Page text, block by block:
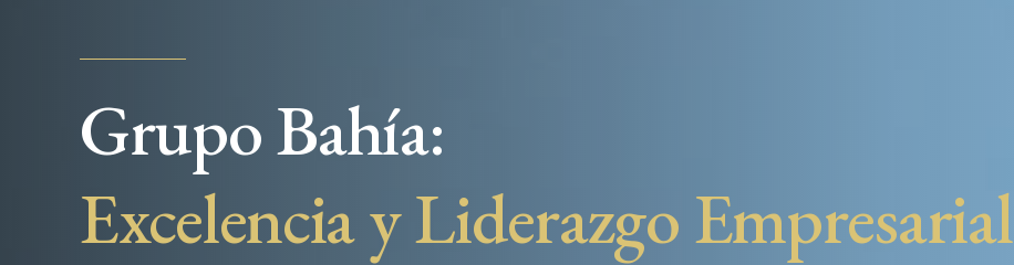
Grupo Bahía:
Excelencia y Liderazgo Empresarial